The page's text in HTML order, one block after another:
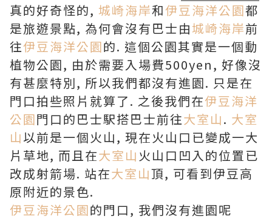
真的好奇怪的, 城崎海岸和伊豆海洋公園都
是旅遊景點, 為何會沒有巴士由城崎海岸前
往伊豆海洋公園的. 這個公園其實是一個動
植物公園, 由於需要入場費500yen, 好像沒
有甚麼特別, 所以我們都沒有進園. 只是在
門口拍些照片就算了. 之後我們在伊豆海洋
公園門口的巴士駅搭巴士前往大室山. 大室
山以前是一個火山, 現在火山口已變成一大
片草地, 而且在大室山 火山口凹入的位置已
改成射箭場. 站在大室山頂, 可看到伊豆高
原附近的景色.
伊豆海洋公園的門口, 我們沒有進園呢